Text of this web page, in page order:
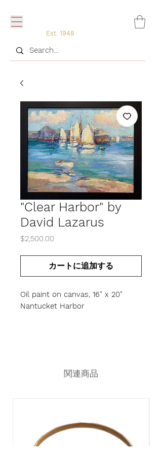
Est. 1948
"Clear Harbor" by
David Lazarus
$2,500.00
カートに追加する
Oil paint on canvas, 16" x 20"
Nantucket Harbor
関連商品